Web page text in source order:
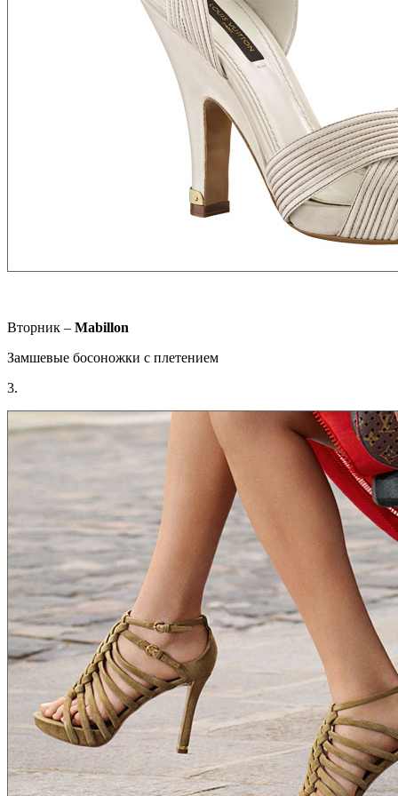
Вторник – Mabillon
Замшевые босоножки с плетением
3.